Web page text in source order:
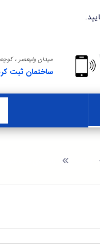
میدان ولیعصر ، کوچه
ساختمان ثبت